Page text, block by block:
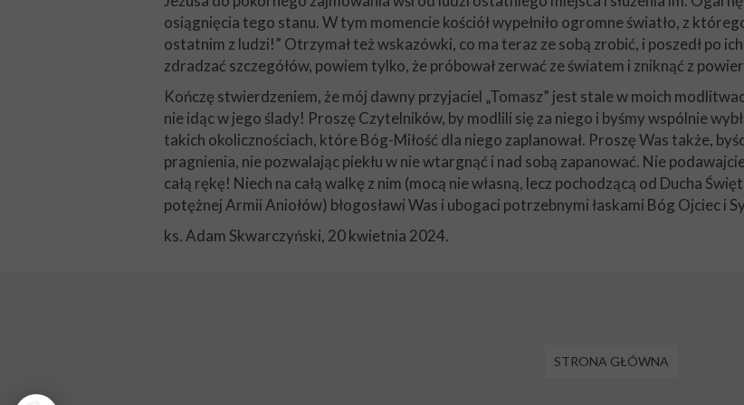
osiągnięcia tego stanu. W tym momencie kościół wypełniło ogromne światło, z
ostatnim z ludzi!” Otrzymał też wskazówki, co ma teraz ze sobą zrobić, i poszedł po
zdradzać szczegółów, powiem tylko, że próbował zerwać ze światem i zniknąć z
Kończę stwierdzeniem, że mój dawny przyjaciel „Tomasz” jest stale w moich
nie idąc w jego ślady! Proszę Czytelników, by modlili się za niego i byśmy wspólnie
takich okolicznościach, które Bóg-Miłość dla niego zaplanował. Proszę Was także,
pragnienia, nie pozwalając piekłu w nie wtargnąć i nad sobą zapanować. Nie
całą rękę! Niech na całą walkę z nim (mocą nie własną, lecz pochodzącą od Ducha
potężnej Armii Aniołów) błogosławi Was i ubogaci potrzebnymi łaskami Bóg Ojciec i
ks. Adam Skwarczyński, 20 kwietnia 2024.
STRONA GŁÓWNA